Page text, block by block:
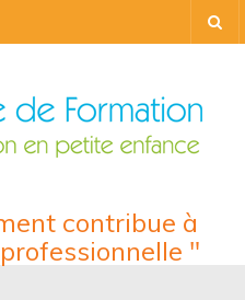
contribue à
"